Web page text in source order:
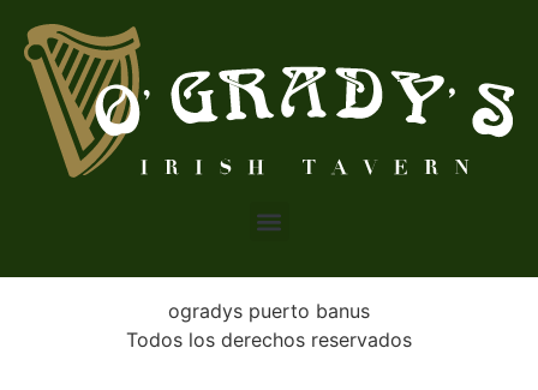
ogradys puerto banus
Todos los derechos reservados